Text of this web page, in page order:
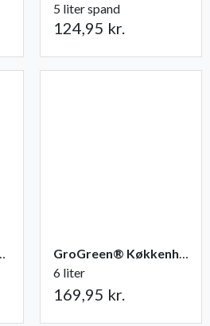
5 liter spand
124,95 kr.
75 liter
GroGreen® Køkkenhave NPK 6-2-6 + 2% Mg
6 liter
169,95 kr.